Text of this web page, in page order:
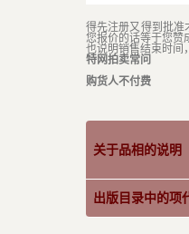
得先注册又得到批准
您报价的话等于您赞
也说明销售结束时间
特网拍卖常问
购货人不付费
关于品相的说明
出版目录中的项